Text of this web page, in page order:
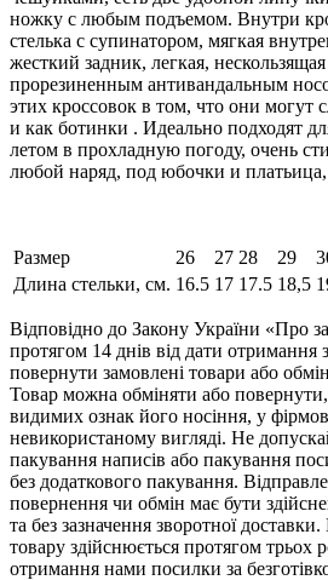
ножку с любым подъемом. Внутри
стелька с супинатором, мягкая
жесткий задник, легкая,
прорезиненным антивандальным
этих кроссовок в том, что они могут
и как ботинки . Идеально подходят
летом в прохладную погоду, очень
любой наряд, под юбочки и
Размер 26 27 28 29
Длина стельки, см. 16.5 17 17.5 18,5
Відповідно до Закону України «Про
протягом 14 днів від дати
повернути замовлені товари або
Товар можна обміняти або повернути,
видимих ​​ознак його носіння, у
невикористаному вигляді. Не
пакування написів або пакування
без додаткового пакування.
повернення чи обмін має бути
та без зазначення зворотної
товару здійснюється протягом трьох
отримання нами посилки за